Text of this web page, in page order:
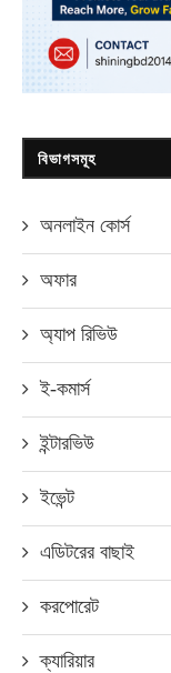
বিভাগসমূহ
অনলাইন কোর্স
অফার
অ্যাপ রিভিউ
ই-কমার্স
ইন্টারভিউ
ইভেন্ট
এডিটরের বাছাই
করপোরেট
ক্যারিয়ার